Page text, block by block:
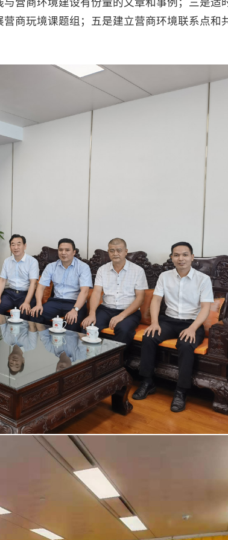
商玩境课题组；五是建立营商环境联系点和